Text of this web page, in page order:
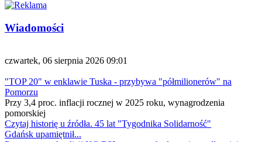
Wiadomości
czwartek, 06 sierpnia 2026 09:01
"TOP 20" w enklawie Tuska - przybywa "półmilionerów" na
Pomorzu
Przy 3,4 proc. inflacji rocznej w 2025 roku, wynagrodzenia
pomorskiej
Czytaj historię u źródła. 45 lat "Tygodnika Solidarność"
Gdańsk upamiętnił...